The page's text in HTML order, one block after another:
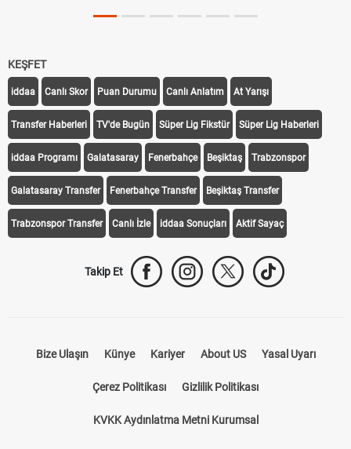
KEŞFET
iddaa Canlı Skor Puan Durumu Canlı Anlatım At Yarışı
Transfer Haberleri TV'de Bugün Süper Lig Fikstür Süper Lig Haberleri
iddaa Programı Galatasaray Fenerbahçe Beşiktaş Trabzonspor
Galatasaray Transfer Fenerbahçe Transfer Beşiktaş Transfer
Trabzonspor Transfer Canlı İzle iddaa Sonuçları Aktif Sayaç
Takip Et
Bize Ulaşın Künye Kariyer About US Yasal Uyarı
Çerez Politikası Gizlilik Politikası
KVKK Aydınlatma Metni Kurumsal